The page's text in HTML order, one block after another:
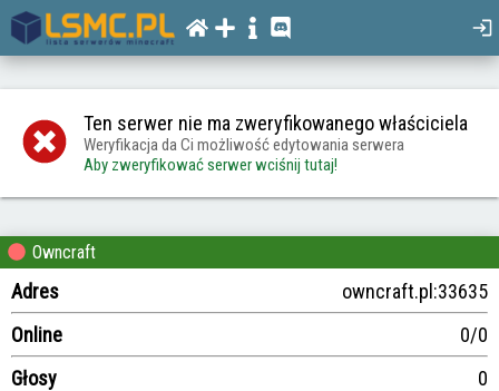
Ten serwer nie ma zweryfikowanego właściciela
Weryfikacja da Ci możliwość edytowania serwera
Aby zweryfikować serwer wciśnij tutaj!
Owncraft
Adres
owncraft.pl:33635
Online
0/0
Głosy
0